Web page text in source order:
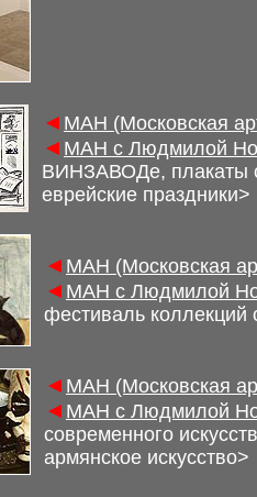
◄ МАН (Московская
◄ МАН с Людмилой
ВИНЗАВОДе, плакаты
еврейские праздники>
◄ МАН (Московская
◄ МАН с Людмилой
фестиваль коллекций
◄ МАН (Московская
◄ МАН с Людмилой
современного
армянское искусство>